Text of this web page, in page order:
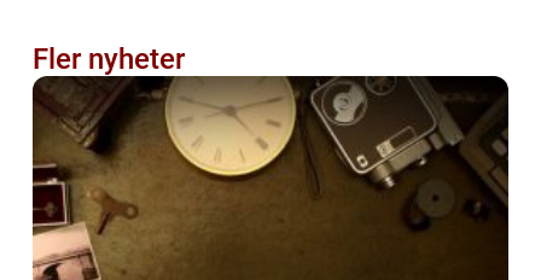
Fler nyheter